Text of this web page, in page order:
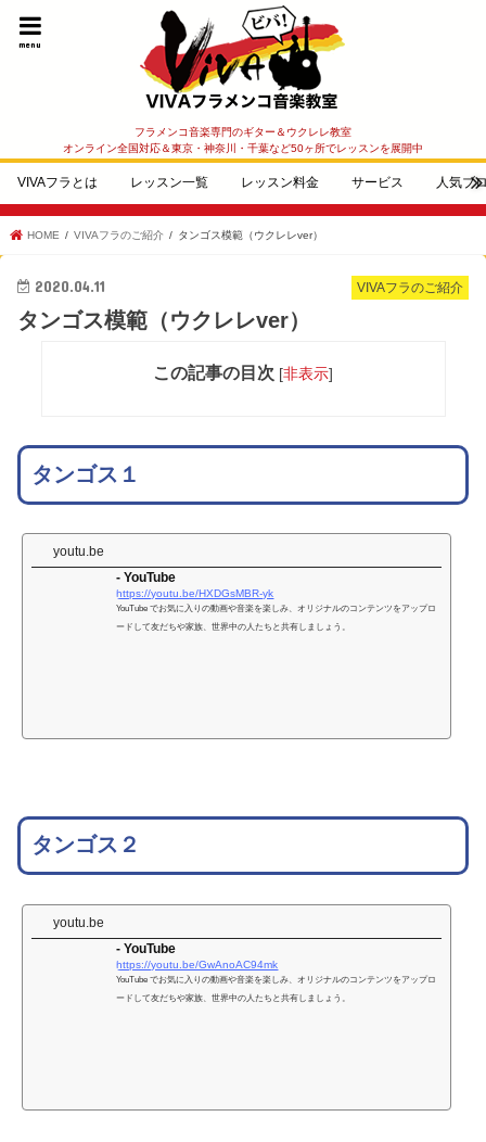
フラメンコ音楽専門のギター＆ウクレレ教室
オンライン全国対応＆東京・神奈川・千葉など50ヶ所でレッスンを展開中
menu
VIVAフラとは レッスン一覧 レッスン料金 サービス 人気ブ
HOME VIVAフラのご紹介 タンゴス模範（ウクレレver）
VIVAフラのご紹介
2020.04.11
タンゴス模範（ウクレレver）
この記事の目次 [非表示]
タンゴス１
youtu.be
- YouTube
https://youtu.be/HXDGsMBR-yk
YouTube でお気に入りの動画や音楽を楽しみ、オリジナルのコンテンツをアップロ
ードして友だちや家族、世界中の人たちと共有しましょう。
タンゴス２
youtu.be
- YouTube
https://youtu.be/GwAnoAC94mk
YouTube でお気に入りの動画や音楽を楽しみ、オリジナルのコンテンツをアップロ
ードして友だちや家族、世界中の人たちと共有しましょう。